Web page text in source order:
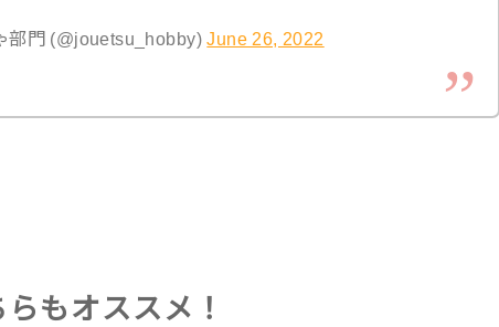
門 (@jouetsu_hobby)June 26, 2022
らもオススメ！